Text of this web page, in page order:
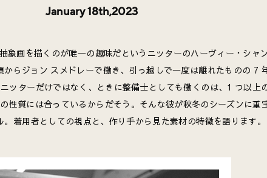
January 18th,2023
象画を描くのが唯一の趣味だというニッターのハーヴィー・シャ
からジョン スメドレーで働き、引っ越しで一度は離れたものの 7
ッターだけではなく、ときに整備士としても働くのは、1 つ以上
性質には合っているからだそう。そんな彼が秋冬のシーズンに重
。着用者としての視点と、作り手から見た素材の特徴を語ります。